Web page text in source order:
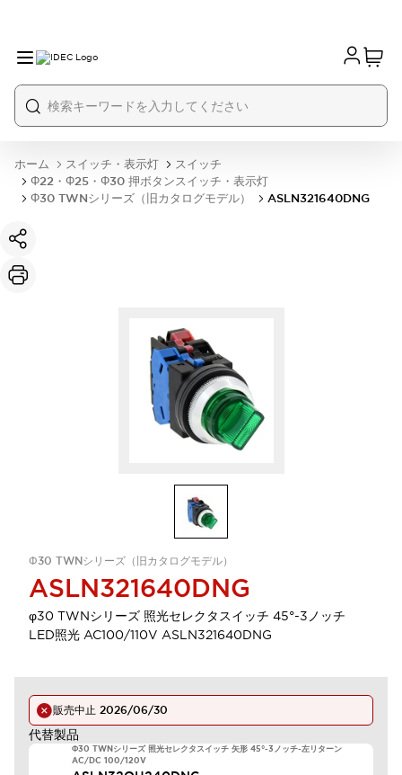
ホーム スイッチ・表示灯
スイッチ
Φ22・Φ25・Φ30 押ボタンスイッチ・表示灯
Φ30 TWNシリーズ（旧カタログモデル）
ASLN321640DNG
Φ30 TWNシリーズ（旧カタログモデル）
ASLN321640DNG
φ30 TWNシリーズ 照光セレクタスイッチ 45°-3ノッチ
LED照光 AC100/110V ASLN321640DNG
販売中止 2026/06/30
代替製品
Φ30 TWNシリーズ 照光セレクタスイッチ 矢形 45°-3ノッチ-左リターン
AC/DC 100/120V